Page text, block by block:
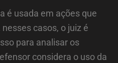
é usada em ações que
casos, o juiz é
para analisar os
considera o uso da